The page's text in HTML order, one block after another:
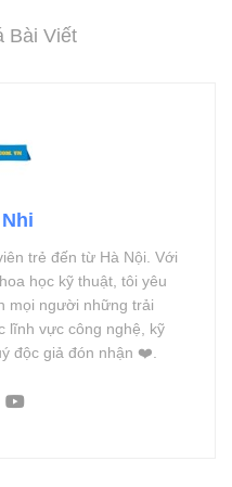
Bài Viết
trẻ đến từ Hà Nội. Với
học kỹ thuật, tôi yêu
mọi người những trải
lĩnh vực công nghệ, kỹ
độc giả đón nhận ❤️.